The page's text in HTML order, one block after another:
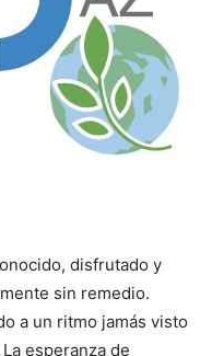
disfrutado y
sin remedio.
a un ritmo jamás visto
esperanza de